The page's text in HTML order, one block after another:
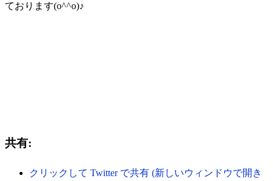
ております(o^^o)♪
共有:
クリックして Twitter で共有 (新しいウィンドウで開き